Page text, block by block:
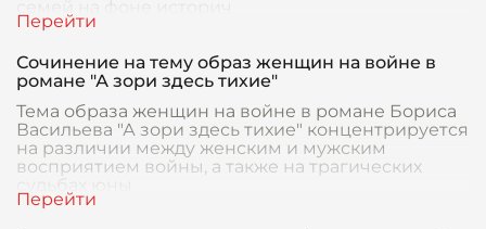
Сочинение на тему образ женщин на войне в
романе "А зори здесь тихие"
Тема образа женщин на войне в романе Бориса
Васильева "А зори здесь тихие" концентрируется
на различии между женским и мужским
восприятием войны, а также на трагических
судьбах юны